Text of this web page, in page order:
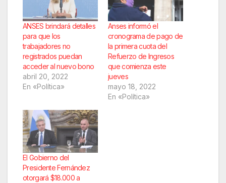
ANSES brindará detalles
para que los
trabajadores no
registrados puedan
acceder al nuevo bono
abril 20, 2022
En «Política»
Anses informó el
cronograma de pago de
la primera cuota del
Refuerzo de Ingresos
que comienza este
jueves
mayo 18, 2022
En «Política»
El Gobierno del
Presidente Fernández
otorgará $18.000 a